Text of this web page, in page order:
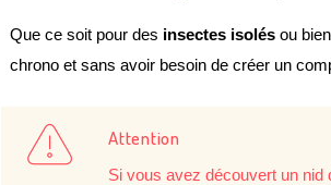
Que ce soit pour des insectes isolés ou bien
chrono et sans avoir besoin de créer un
Attention
Si vous avez découvert un nid